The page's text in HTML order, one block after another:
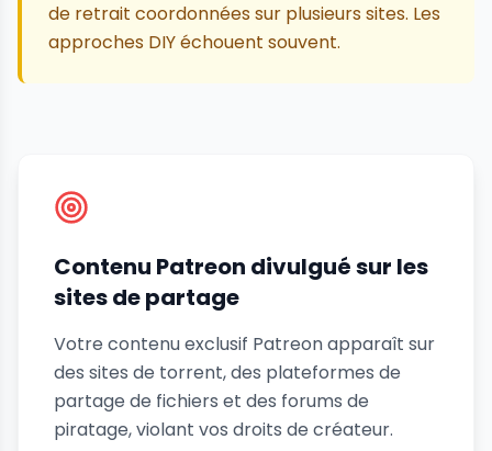
de retrait coordonnées sur plusieurs sites. Les
approches DIY échouent souvent.
Contenu Patreon divulgué sur les
sites de partage
Votre contenu exclusif Patreon apparaît sur
des sites de torrent, des plateformes de
partage de fichiers et des forums de
piratage, violant vos droits de créateur.